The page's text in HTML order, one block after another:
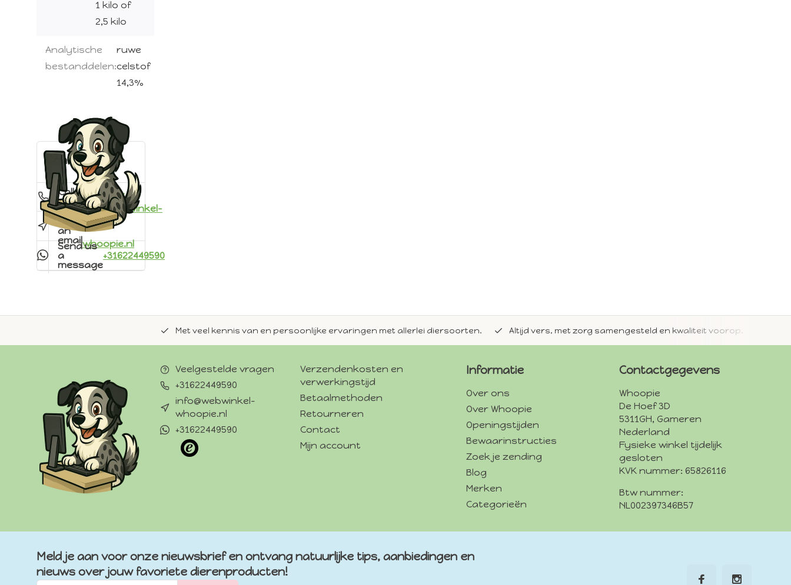
1 kilo of
2,5 kilo
Analytische
bestanddelen:
ruwe
celstof
14,3%
Can we help?
Call
us +31622449590
Send
us
an
email
info@webwinkel-
whoopie.nl
Send us
a
message
+31622449590
Met veel kennis van en persoonlijke ervaringen met allerlei diersoorten. Altijd vers, met zorg samengesteld en kwaliteit voorop.
Veelgestelde vragen
+31622449590
info@webwinkel-
whoopie.nl
+31622449590
Verzendenkosten en
verwerkingstijd
Betaalmethoden
Retourneren
Contact
Mijn account
Informatie
Over ons
Over Whoopie
Openingstijden
Bewaarinstructies
Zoek je zending
Blog
Merken
Categorieën
Contactgegevens
Whoopie
De Hoef 3D
5311GH, Gameren
Nederland
Fysieke winkel tijdelijk
gesloten
KVK nummer: 65826116
Btw nummer:
NL002397346B57
Meld je aan voor onze nieuwsbrief en ontvang natuurlijke tips, aanbiedingen en
nieuws over jouw favoriete dierenproducten!